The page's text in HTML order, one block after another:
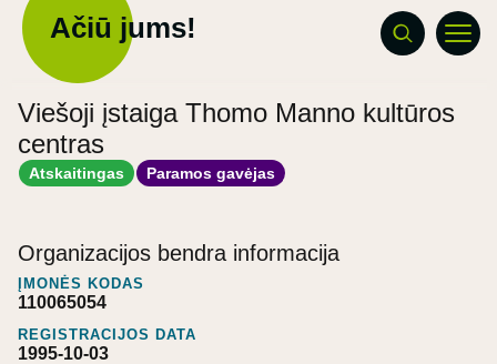
Ačiū jums!
Viešoji įstaiga Thomo Manno kultūros
centras
Atskaitingas Paramos gavėjas
Organizacijos bendra informacija
ĮMONĖS KODAS
110065054
REGISTRACIJOS DATA
1995-10-03